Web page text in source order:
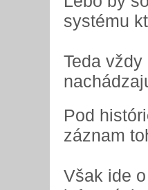
systému
Teda
Pod
záznam
Však ide